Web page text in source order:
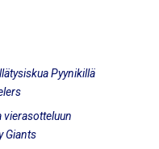
Pyynikillä
vierasotteluun
Giants